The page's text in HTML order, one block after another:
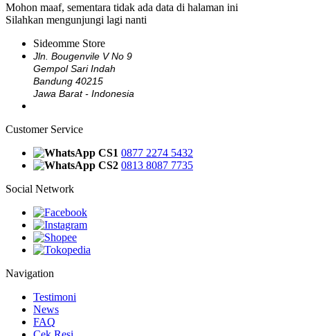
Mohon maaf, sementara tidak ada data di halaman ini
Silahkan mengunjungi lagi nanti
Sideomme Store
Jln. Bougenvile V No 9
Gempol Sari Indah
Bandung 40215
Jawa Barat - Indonesia
Customer Service
CS1 0877 2274 5432
CS2 0813 8087 7735
Social Network
Navigation
Testimoni
News
FAQ